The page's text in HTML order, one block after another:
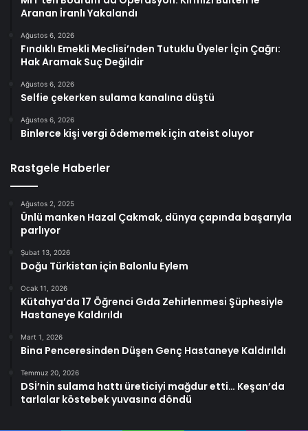
Aranan İranlı Yakalandı
Ağustos 6, 2026
Fındıklı Emekli Meclisi’nden Tutuklu Üyeler İçin Çağrı:
Hak Aramak Suç Değildir
Ağustos 6, 2026
Selfie çekerken sulama kanalına düştü
Ağustos 6, 2026
Binlerce kişi vergi ödememek için ateist oluyor
Rastgele Haberler
Ağustos 2, 2025
Ünlü manken Hazal Çakmak, dünya çapında başarıyla
parlıyor
Şubat 13, 2026
Doğu Türkistan için Balonlu Eylem
Ocak 11, 2026
Kütahya’da 17 Öğrenci Gıda Zehirlenmesi Şüphesiyle
Hastaneye Kaldırıldı
Mart 1, 2026
Bina Penceresinden Düşen Genç Hastaneye Kaldırıldı
Temmuz 20, 2026
DSİ’nin sulama hattı üreticiyi mağdur etti… Keşan’da
tarlalar köstebek yuvasına döndü